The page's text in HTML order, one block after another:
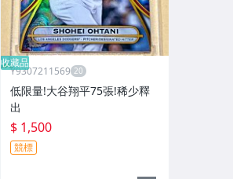
收藏品
Y9307211569
低限量!大谷翔平75張!稀少釋
出
$ 1,500
競標